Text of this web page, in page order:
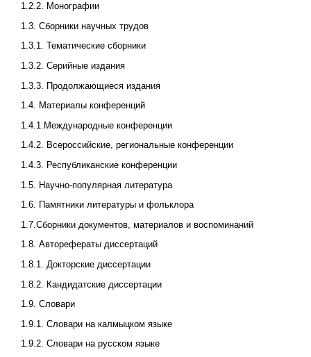
1.2.2. Монографии
1.3. Сборники научных трудов
1.3.1. Тематические сборники
1.3.2. Серийные издания
1.3.3. Продолжающиеся издания
1.4. Материалы конференций
1.4.1.Международные конференции
1.4.2. Всероссийские, региональные конференции
1.4.3. Республиканские конференции
1.5. Научно-популярная литература
1.6. Памятники литературы и фольклора
1.7.Сборники документов, материалов и воспоминаний
1.8. Авторефераты диссертаций
1.8.1. Докторские диссертации
1.8.2. Кандидатские диссертации
1.9. Словари
1.9.1. Словари на калмыцком языке
1.9.2. Словари на русском языке